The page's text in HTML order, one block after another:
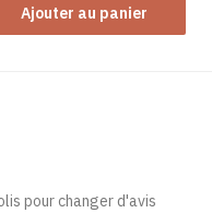
Ajouter au panier
pour changer d'avis